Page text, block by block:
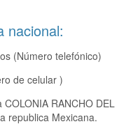
nacional:
(Número telefónico)
de celular )
RANCHO DEL
republica Mexicana.